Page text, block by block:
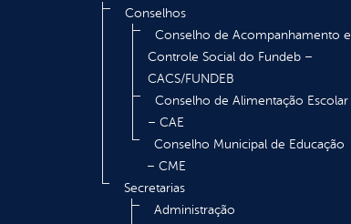
Conselhos
Conselho de Acompanhamento e
Controle Social do Fundeb –
CACS/FUNDEB
Conselho de Alimentação Escolar
– CAE
Conselho Municipal de Educação
– CME
Secretarias
Administração